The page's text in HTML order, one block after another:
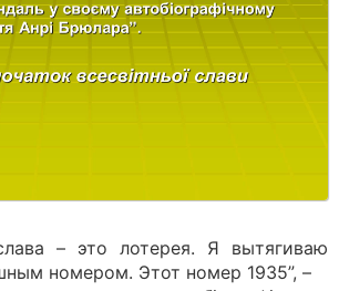
– это лотерея. Я вытягиваю
номером. Этот номер 1935”, –